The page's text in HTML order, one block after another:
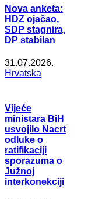
Nova anketa:
HDZ ojačao,
SDP stagnira,
DP stabilan
31.07.2026.
Hrvatska
Vijeće
ministara BiH
usvojilo Nacrt
odluke o
ratifikaciji
sporazuma o
Južnoj
interkonekciji